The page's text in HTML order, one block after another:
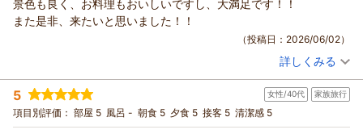
よう、スタッフ一同努めてまいります。またのご来館を心より
お待ち申し上げております。
（返信日：2026/06/16）
スマイル様
この度はサザンビーチホテル＆リゾート沖縄にご宿泊いただ
き、誠にありがとうございました。また、ご多忙のところ大変
嬉しく、エネルギーに溢れたご感想をお寄せいただきましたこ
と、重ねて御礼申し上げます。
ロビーや客室からの海の景色とともに、日頃の疲れを癒やす骨
休めのひとときをお過ごしいただけたとのこと、私どもも大変
嬉しく拝読いたしました。
景色も良く、お料理もおいしいですし、大満足です！！
また是非、来たいと思いました！！
（投稿日：2026/06/02）
投稿者： りょうさん(女性/40代)
宿泊プラン： 【スタンダード】目の前ビーチまで徒歩1分！専用ラウンジ付
クラブフロアで寛ぎのリゾートStay/朝食付
ツイン 朝のみ
宿泊価格帯： 18,001～19,000円(大人一人あたり/税込)
詳しくみる
5 女性/40代 家族旅行
項目別評価： 部屋 5 風呂 - 朝食 5 夕食 5 接客 5 清潔感 5